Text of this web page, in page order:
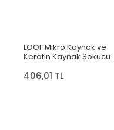
LOOF Mikro Kaynak ve
Keratin Kaynak Sökücü
406,01 TL